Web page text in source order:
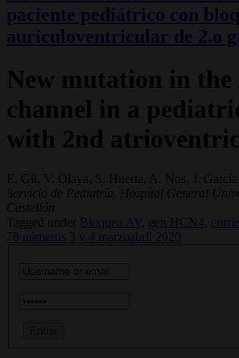
paciente pediátrico con
auriculoventricular de 2.o
New mutation in the
channel in a
with 2nd
E. Gil, V. Olaya, S. Huerta, A. Nos, J. García
Servicio de Pediatría. Hospital General
Castellón
Tagged under
Bloqueo AV, gen HCN4,
78 números 3 y 4 marzoabril 2020